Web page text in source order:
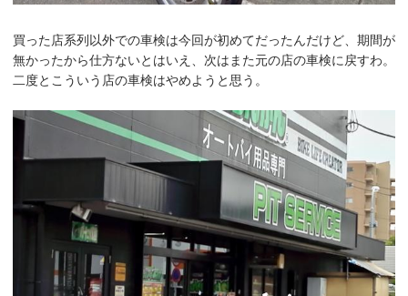
買った店系列以外での車検は今回が初めてだったんだけど、期間が
無かったから仕方ないとはいえ、次はまた元の店の車検に戻すわ。
二度とこういう店の車検はやめようと思う。